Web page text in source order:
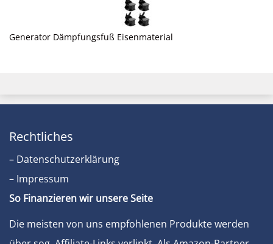
Generator Dämpfungsfuß Eisenmaterial
Rechtliches
– Datenschutzerklärung
– Impressum
So Finanzieren wir unsere Seite
Die meisten von uns empfohlenen Produkte werden